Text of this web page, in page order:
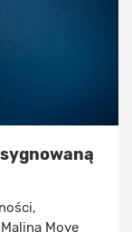
Moye